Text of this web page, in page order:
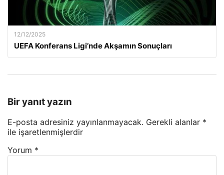
12/12/2025
UEFA Konferans Ligi’nde Akşamın Sonuçları
Bir yanıt yazın
E-posta adresiniz yayınlanmayacak. Gerekli alanlar *
ile işaretlenmişlerdir
Yorum *